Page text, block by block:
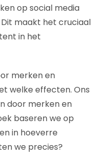
op social media
maakt het cruciaal
in het
merken en
welke effecten. Ons
door merken en
baseren we op
in hoeverre
we precies?